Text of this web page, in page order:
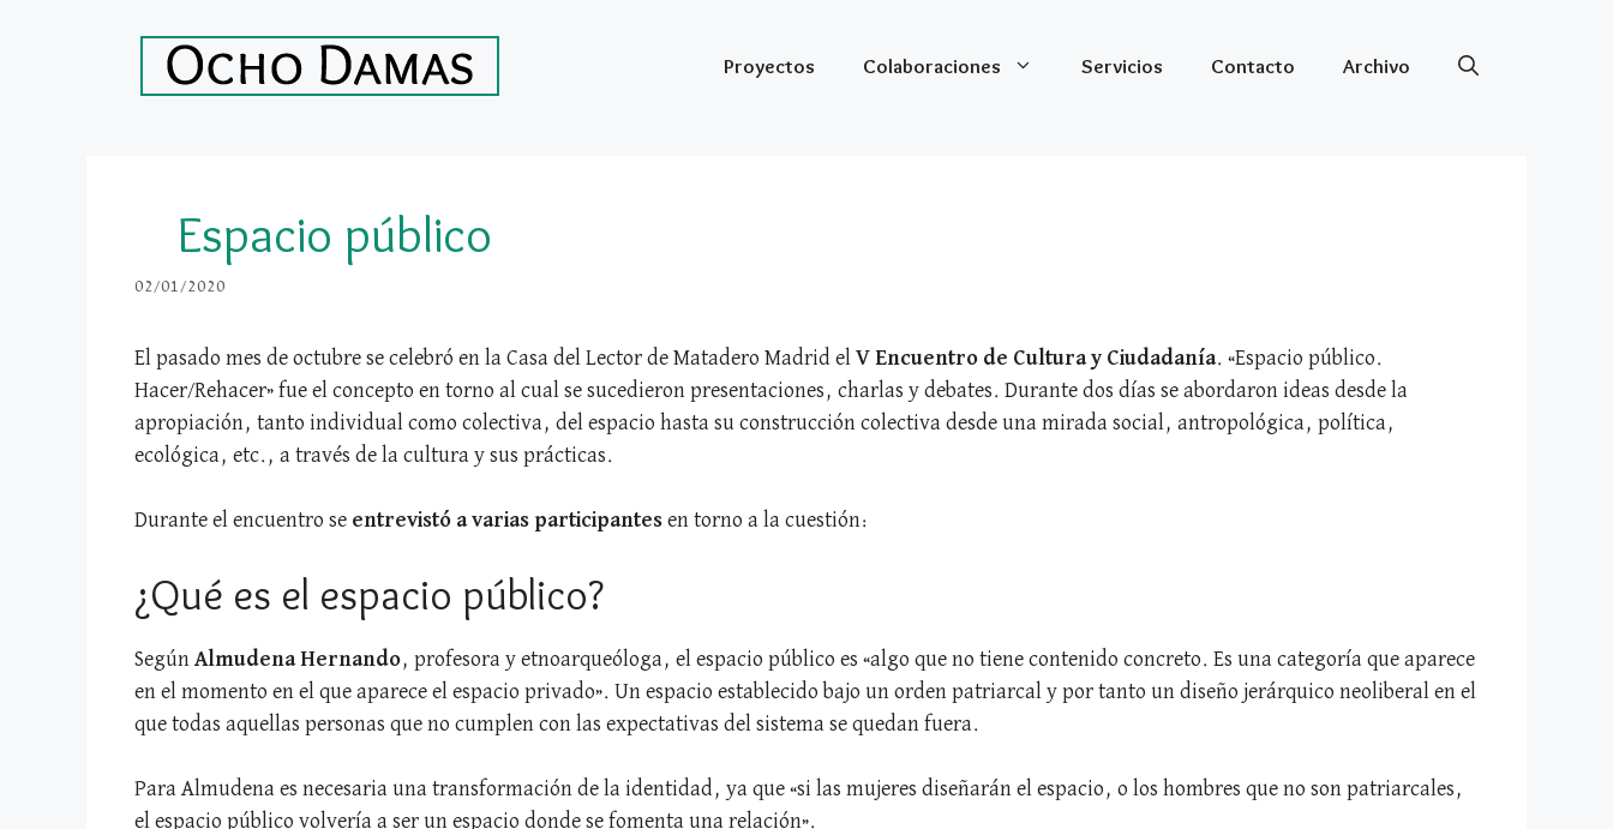
Proyectos Colaboraciones Servicios Contacto Archivo
Espacio público
02/01/2020
El pasado mes de octubre se celebró en la Casa del Lector de Matadero Madrid el V Encuentro de Cultura y Ciudadanía. «Espacio público.
Hacer/Rehacer» fue el concepto en torno al cual se sucedieron presentaciones, charlas y debates. Durante dos días se abordaron ideas desde la
apropiación, tanto individual como colectiva, del espacio hasta su construcción colectiva desde una mirada social, antropológica, política,
ecológica, etc., a través de la cultura y sus prácticas.
Durante el encuentro se entrevistó a varias participantes en torno a la cuestión:
¿Qué es el espacio público?
Según Almudena Hernando, profesora y etnoarqueóloga, el espacio público es «algo que no tiene contenido concreto. Es una categoría que aparece
en el momento en el que aparece el espacio privado». Un espacio establecido bajo un orden patriarcal y por tanto un diseño jerárquico neoliberal en el
que todas aquellas personas que no cumplen con las expectativas del sistema se quedan fuera.
Para Almudena es necesaria una transformación de la identidad, ya que «si las mujeres diseñarán el espacio, o los hombres que no son patriarcales,
el espacio público volvería a ser un espacio donde se fomenta una relación».